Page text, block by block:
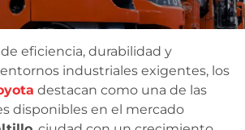
eficiencia, durabilidad y
industriales exigentes, los
destacan como una de las
disponibles en el mercado